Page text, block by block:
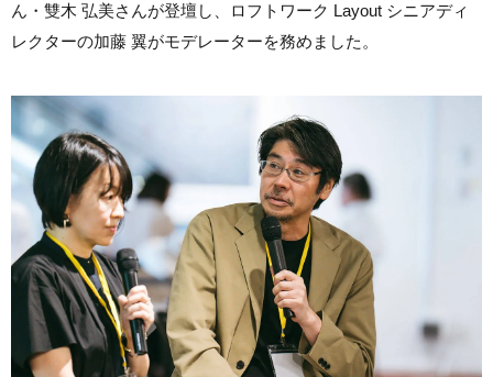
ん・雙木 弘美さんが登壇し、ロフトワーク Layout シニアディ
レクターの加藤 翼がモデレーターを務めました。